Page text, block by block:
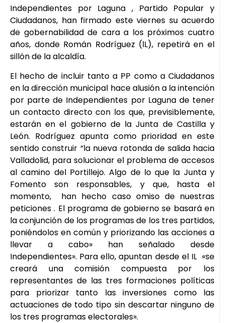
Independientes por Laguna , Partido Popular y
Ciudadanos, han firmado este viernes su acuerdo
de gobernabilidad de cara a los próximos cuatro
años, donde Román Rodríguez (lL), repetirá en el
sillón de la alcaldía.
El hecho de incluir tanto a PP como a Ciudadanos
en la dirección municipal hace alusión a la intención
por parte de Independientes por Laguna de tener
un contacto directo con los que, previsiblemente,
estarán en el gobierno de la Junta de Castilla y
León. Rodríguez apunta como prioridad en este
sentido construir “la nueva rotonda de salida hacia
Valladolid, para solucionar el problema de accesos
al camino del Portillejo. Algo de lo que la Junta y
Fomento son responsables, y que, hasta el
momento, han hecho caso omiso de nuestras
peticiones . El programa de gobierno se basará en
la conjunción de los programas de los tres partidos,
poniéndolos en común y priorizando las acciones a
llevar a cabo» han señalado desde
Independientes». Para ello, apuntan desde el IL «se
creará una comisión compuesta por los
representantes de las tres formaciones políticas
para priorizar tanto las inversiones como las
actuaciones de todo tipo sin descartar ninguno de
los tres programas electorales».